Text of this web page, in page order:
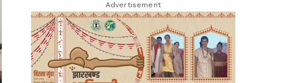
Advertisement